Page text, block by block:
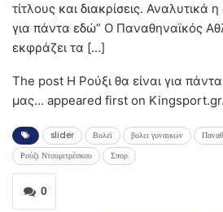
τίτλους και διακρίσεις. Αναλυτικά
για πάντα εδώ” Ο Παναθηναϊκός
εκφράζει τα […]
The post Η Ρούξι θα είναι για
μας… appeared first on Kingsport.gr.
slider Βολεϊ βολει γυναικων
Ρούξι Ντουμιτρέσκου
Σπορ
0